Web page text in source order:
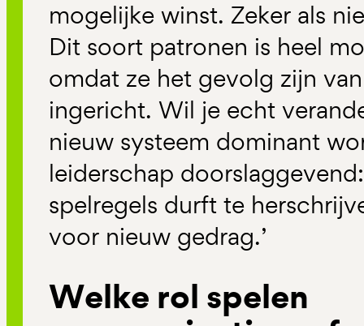
mogelijke winst. Zeker als
Dit soort patronen is heel
omdat ze het gevolg zijn
ingericht. Wil je echt
nieuw systeem dominant
leiderschap
spelregels durft te
voor nieuw gedrag.’
Welke rol spelen